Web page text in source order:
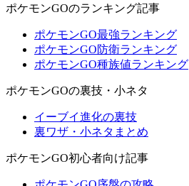
ポケモンGOのランキング記事
ポケモンGO最強ランキング
ポケモンGO防衛ランキング
ポケモンGO種族値ランキング
ポケモンGOの裏技・小ネタ
イーブイ進化の裏技
裏ワザ・小ネタまとめ
ポケモンGO初心者向け記事